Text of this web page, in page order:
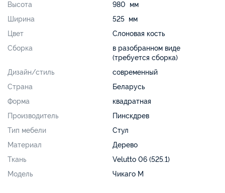
Высота
980 мм
Ширина
525 мм
Цвет
Слоновая кость
Сборка
в разобранном виде
(требуется сборка)
Дизайн/стиль
современный
Страна
Беларусь
Форма
квадратная
Производитель
Пинскдрев
Тип мебели
Стул
Материал
Дерево
Ткань
Velutto 06 (525.1)
Модель
Чикаго М